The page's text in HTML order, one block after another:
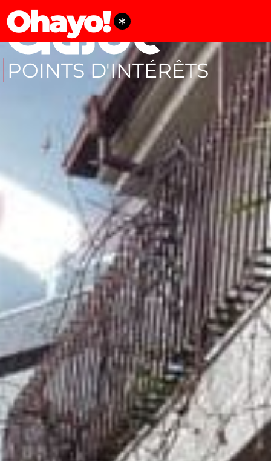
Ohayo!
POINTS D'INTÉRÊTS